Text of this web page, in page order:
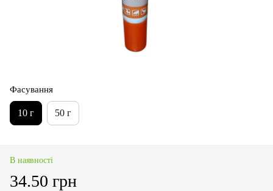
Фасування
10 г 50 г
В наявності
34.50 грн